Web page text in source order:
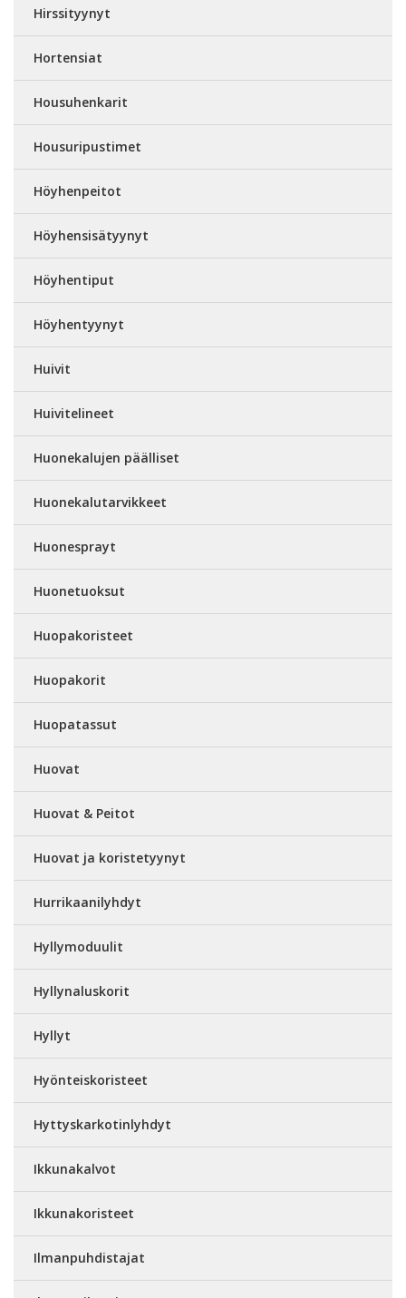
Hirssityynyt
Hortensiat
Housuhenkarit
Housuripustimet
Höyhenpeitot
Höyhensisätyynyt
Höyhentiput
Höyhentyynyt
Huivit
Huivitelineet
Huonekalujen päälliset
Huonekalutarvikkeet
Huonesprayt
Huonetuoksut
Huopakoristeet
Huopakorit
Huopatassut
Huovat
Huovat & Peitot
Huovat ja koristetyynyt
Hurrikaanilyhdyt
Hyllymoduulit
Hyllynaluskorit
Hyllyt
Hyönteiskoristeet
Hyttyskarkotinlyhdyt
Ikkunakalvot
Ikkunakoristeet
Ilmanpuhdistajat